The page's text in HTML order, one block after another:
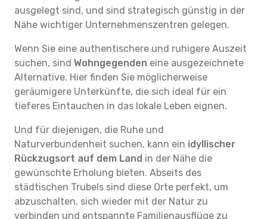
ausgelegt sind, und sind strategisch günstig in der
Nähe wichtiger Unternehmenszentren gelegen.
Wenn Sie eine authentischere und ruhigere Auszeit
suchen, sind Wohngegenden eine ausgezeichnete
Alternative. Hier finden Sie möglicherweise
geräumigere Unterkünfte, die sich ideal für ein
tieferes Eintauchen in das lokale Leben eignen.
Und für diejenigen, die Ruhe und
Naturverbundenheit suchen, kann ein idyllischer
Rückzugsort auf dem Land in der Nähe die
gewünschte Erholung bieten. Abseits des
städtischen Trubels sind diese Orte perfekt, um
abzuschalten, sich wieder mit der Natur zu
verbinden und entspannte Familienausflüge zu